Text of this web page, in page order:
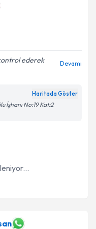
ilişkinAydınlatma
Gönder
ederek
Devamı
Haritada Göster
İşhanı No:19 Kat:2